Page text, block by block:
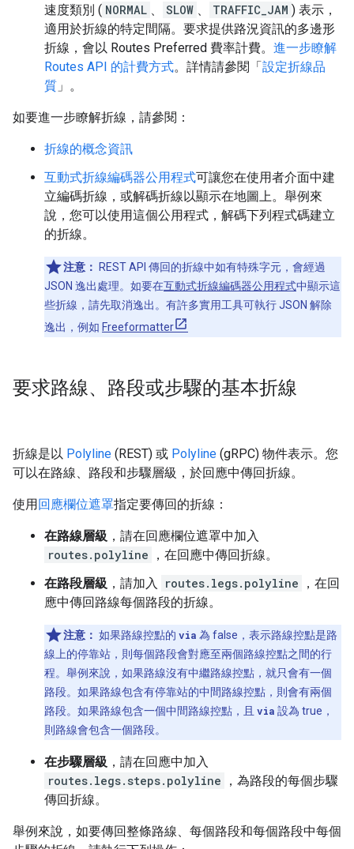
速度類別 ( NORMAL 、 SLOW 、 TRAFFIC_JAM ) 表示，
適用於折線的特定間隔。要求提供路況資訊的多邊形
折線，會以 Routes Preferred 費率計費。 進一步瞭解
Routes API 的計費方式。詳情請參閱「設定折線品
質 」。
如要進一步瞭解折線，請參閱：
折線的概念資訊
互動式折線編碼器公用程式可讓您在使用者介面中建
立編碼折線，或解碼折線以顯示在地圖上。舉例來
說，您可以使用這個公用程式，解碼下列程式碼建立
的折線。
注意：
REST API 傳回的折線中如有特殊字元，會經過
JSON 逸出處理。如要在互動式折線編碼器公用程式中顯示這
些折線，請先取消逸出。有許多實用工具可執行 JSON 解除
逸出，例如 Freeformatter
要求路線、路段或步驟的基本折線
折線是以 Polyline (REST) 或 Polyline (gRPC) 物件表示。您
可以在路線、路段和步驟層級，於回應中傳回折線。
使用回應欄位遮罩指定要傳回的折線：
在路線層級 ，請在回應欄位遮罩中加入
routes.polyline
，在回應中傳回折線。
在路段層級 ，請加入 routes.legs.polyline
，在回
應中傳回路線每個路段的折線。
注意： 如果路線控點的 via 為 false，表示路線控點是路
線上的停靠站，則每個路段會對應至兩個路線控點之間的行
程。舉例來說，如果路線沒有中繼路線控點，就只會有一個
路段。如果路線包含有停靠站的中間路線控點，則會有兩個
路段。如果路線包含一個中間路線控點，且 via 設為 true，
則路線會包含一個路段。
在步驟層級 ，請在回應中加入
routes.legs.steps.polyline
，為路段的每個步驟
傳回折線。
舉例來說，如要傳回整條路線、每個路段和每個路段中每個